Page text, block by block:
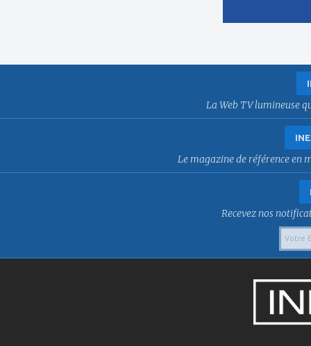
La Web TV lumineuse
Le magazine de référence en
Recevez nos